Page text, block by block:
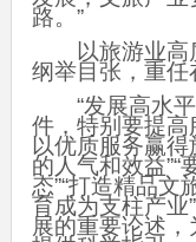
路。”
以旅游业高
纲举目张，重任
“发展高水
件，特别要提高
以优质服务赢
的人气和效益”“
态”“打造精品
育成为支柱产
展的重要论述